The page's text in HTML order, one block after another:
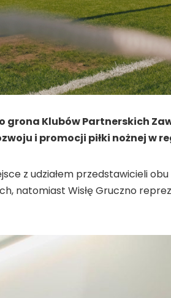
grona Klubów Partnerskich
i promocji piłki nożnej w
z udziałem przedstawicieli
natomiast Wisłę Gruczno